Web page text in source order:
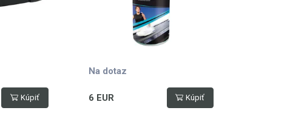
Kúpiť
Na dotaz
6 EUR Kúpiť